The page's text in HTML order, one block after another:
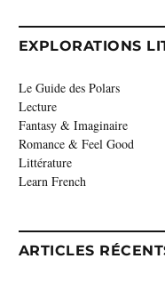
EXPLORATIONS
Le Guide des Polars
Lecture
Fantasy & Imaginaire
Romance & Feel Good
Littérature
Learn French
ARTICLES